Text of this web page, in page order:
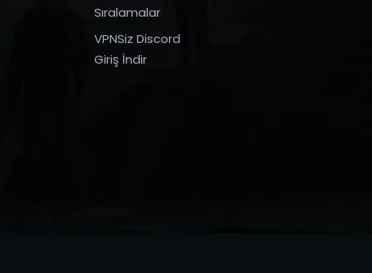
Sıralamalar
VPNSiz Discord
Giriş İndir